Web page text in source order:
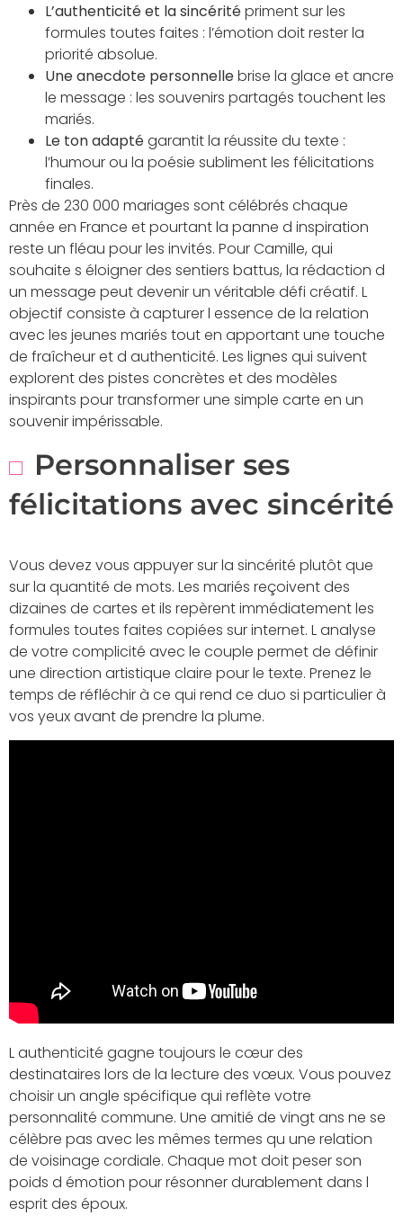
L’authenticité et la sincéritépriment sur les
formules toutes faites : l’émotion doit rester la
priorité absolue.
Une anecdote personnellebrise la glace et ancre
le message : les souvenirs partagés touchent les
mariés.
Le ton adaptégarantit la réussite du texte :
l’humour ou la poésie subliment les félicitations
finales.
Près de 230 000 mariages sont célébrés chaque
année en France et pourtant la panne d inspiration
reste un fléau pour les invités. Pour Camille, qui
souhaite s éloigner des sentiers battus, la rédaction d
un message peut devenir un véritable défi créatif. L
objectif consiste à capturer l essence de la relation
avec les jeunes mariés tout en apportant une touche
de fraîcheur et d authenticité. Les lignes qui suivent
explorent des pistes concrètes et des modèles
inspirants pour transformer une simple carte en un
souvenir impérissable.
Personnaliser ses
félicitations avec sincérité
Vous devez vous appuyer sur la sincérité plutôt que
sur la quantité de mots. Les mariés reçoivent des
dizaines de cartes et ils repèrent immédiatement les
formules toutes faites copiées sur internet. L analyse
de votre complicité avec le couple permet de définir
une direction artistique claire pour le texte. Prenez le
temps de réfléchir à ce qui rend ce duo si particulier à
vos yeux avant de prendre la plume.
L authenticité gagne toujours le cœur des
destinataires lors de la lecture des vœux. Vous pouvez
choisir un angle spécifique qui reflète votre
personnalité commune. Une amitié de vingt ans ne se
célèbre pas avec les mêmes termes qu une relation
de voisinage cordiale. Chaque mot doit peser son
poids d émotion pour résonner durablement dans l
esprit des époux.